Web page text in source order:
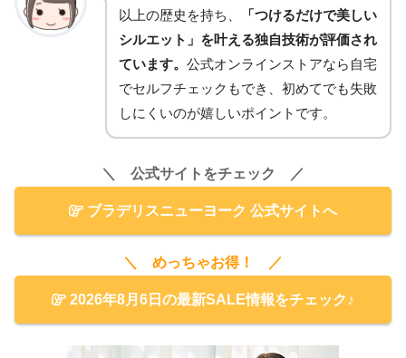
以上の歴史を持ち、
「つけるだけで美しい
シルエット」を叶える独自技術が評価され
ています。 公式オンラインストアなら自宅
でセルフチェックもでき、初めてでも失敗
しにくいのが嬉しいポイントです。
＼ 公式サイトをチェック ／
ブラデリスニューヨーク 公式サイトへ
＼ めっちゃお得！ ／
2026年8月6日の最新SALE情報をチェック♪